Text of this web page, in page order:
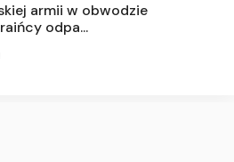
armii w obwodzie
odpa...